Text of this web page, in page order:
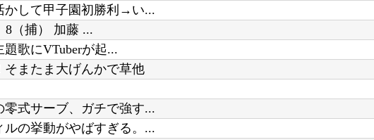
かして甲子園初勝利→い...
8（捕） 加藤 ...
歌にVTuberが起...
そまたま大げんかで草他
零式サーブ、ガチで強す...
ルの挙動がやばすぎる。...